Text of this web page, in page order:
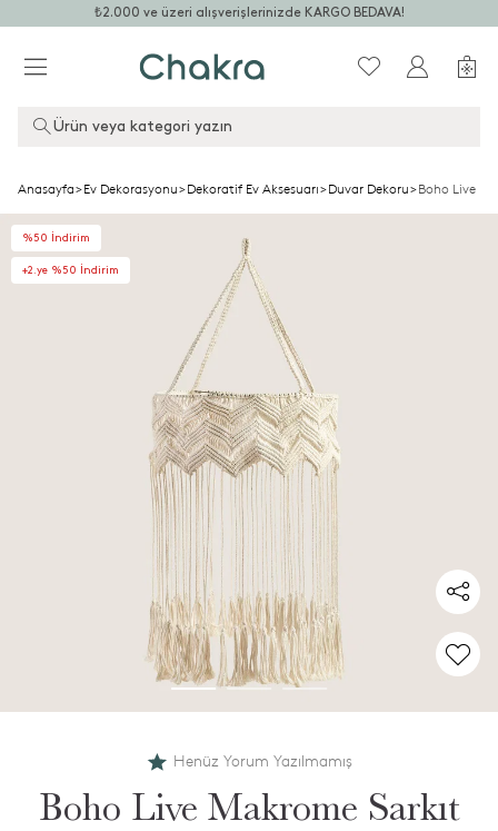
₺2.000 ve üzeri alışverişlerinizde KARGO BEDAVA!
Ürün veya kategori yazın
Anasayfa>Ev Dekorasyonu>Dekoratif Ev Aksesuarı>Duvar Dekoru>Boho Live
%50 İndirim
+2.ye %50 İndirim
Henüz Yorum Yazılmamış
Boho Live Makrome Sarkıt